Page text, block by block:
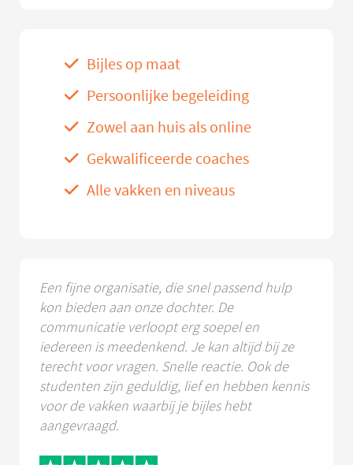
Bijles op maat
Persoonlijke begeleiding
Zowel aan huis als online
Gekwalificeerde coaches
Alle vakken en niveaus
Een fijne organisatie, die snel passend hulp
kon bieden aan onze dochter. De
communicatie verloopt erg soepel en
iedereen is meedenkend. Je kan altijd bij ze
terecht voor vragen. Snelle reactie. Ook de
studenten zijn geduldig, lief en hebben kennis
voor de vakken waarbij je bijles hebt
aangevraagd.